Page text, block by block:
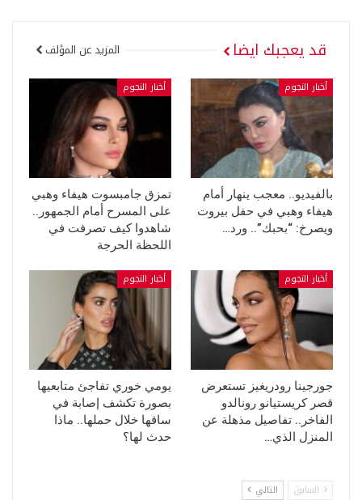
قد يعجبك ايضا المزيد عن المؤلف
أخبار النجوم
بالفيديو.. معجب ينهار أمام
هيفاء وهبي في حفل بيروت
ويصرخ: “بحبك”.. ورد…
أخبار النجوم
تمزق جامبسوت هيفاء وهبي
على المسرح أمام الجمهور..
شاهدوا كيف تصرفت في
اللحظة الحرجة
أخبار النجوم
جورجينا رودريغيز تستعرض
قصر كريستيانو رونالدو
الفاخر.. تفاصيل مذهلة عن
المنزل الذي…
أخبار النجوم
يومي خوري تفاجئ متابعيها
بصورة تكشف إصابة في
ساقها خلال حملها.. ماذا
حدث لها؟
السابق التالي